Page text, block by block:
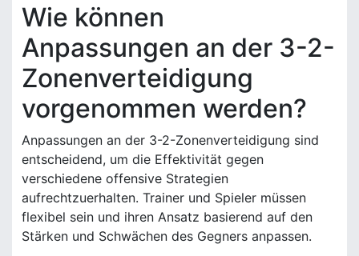
Wie können
Anpassungen an der 3-2-
Zonenverteidigung
vorgenommen werden?
Anpassungen an der 3-2-Zonenverteidigung sind
entscheidend, um die Effektivität gegen
verschiedene offensive Strategien
aufrechtzuerhalten. Trainer und Spieler müssen
flexibel sein und ihren Ansatz basierend auf den
Stärken und Schwächen des Gegners anpassen.